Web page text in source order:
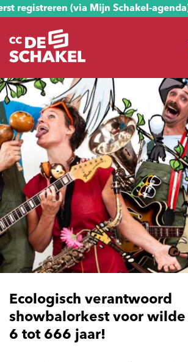
registreren (via Mijn Schakel-
Ecologisch verantwoord
showbalorkest voor
6 tot 666 jaar!